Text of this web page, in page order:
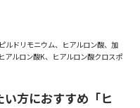
ルドリモニウム、ヒアルロン酸、加
アルロン酸K、ヒアルロン酸クロスポ
方におすすめ「ヒ